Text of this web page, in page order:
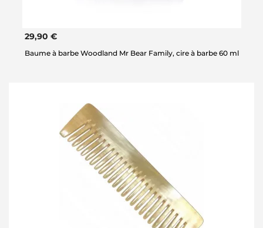
29,90 €
Baume à barbe Woodland Mr Bear Family, cire à barbe 60 ml